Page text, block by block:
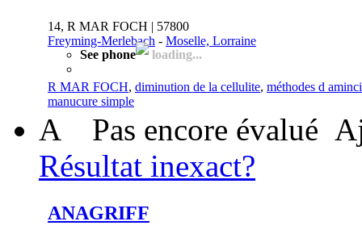
14, R MAR FOCH | 57800
Freyming-Merlebach - Moselle, Lorraine
See phone
loading...
R MAR FOCH, diminution de la cellulite, méthodes d
manucure simple
A Pas encore évalué
Résultat inexact?
ANAGRIFF